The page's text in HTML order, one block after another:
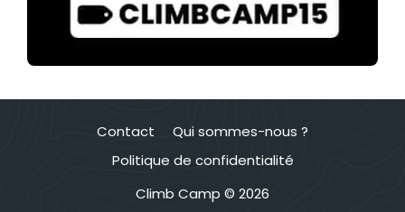
Contact
Qui sommes-nous ?
Politique de confidentialité
Climb Camp © 2026